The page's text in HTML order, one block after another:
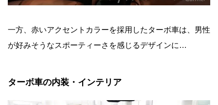
一方、赤いアクセントカラーを採用したターボ車は、男性
が好みそうなスポーティーさを感じるデザインに…
ターボ車の内装・インテリア